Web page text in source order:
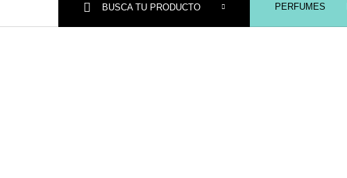
PERFUMES
BUSCA TU PRODUCTO